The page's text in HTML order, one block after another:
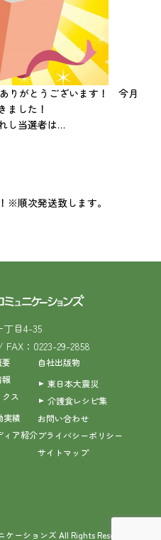
りがとうございます！ 今月
ました！
し当選者は…
※順次発送致します。
目4-35
FAX：0223-29-2858
クス
実績
ィア紹介
自社出版物
東日本大震災
介護食レシピ集
お問い合わせ
プライバシーポリシー
サイトマップ
ーションズ All Rights Reserved.